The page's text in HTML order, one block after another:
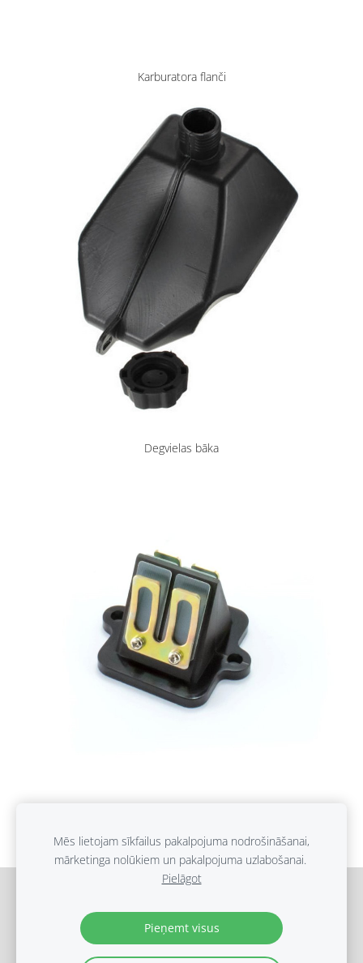
Karburatora flanči
Degvielas bāka
(c) Ripo Aisk 2019
Mēs lietojam sīkfailus pakalpojuma nodrošināšanai,
mārketinga nolūkiem un pakalpojuma uzlabošanai.
Pielāgot
Pieņemt visus